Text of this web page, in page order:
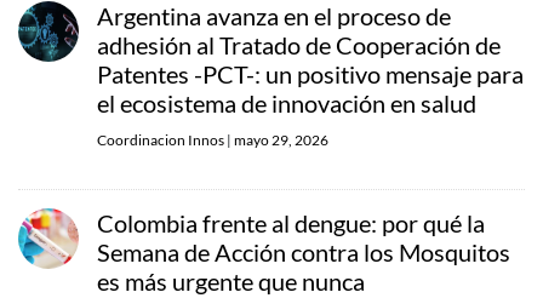
Argentina avanza en el proceso de
adhesión al Tratado de Cooperación de
Patentes -PCT-: un positivo mensaje para
el ecosistema de innovación en salud
Coordinacion Innos | mayo 29, 2026
Colombia frente al dengue: por qué la
Semana de Acción contra los Mosquitos
es más urgente que nunca